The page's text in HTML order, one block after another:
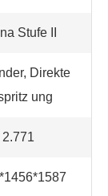
Stufe II
Direkte
ung
2.771